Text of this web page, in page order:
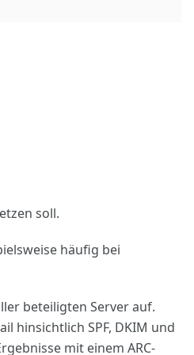
soll.
häufig bei
beteiligten Server auf.
hinsichtlich SPF, DKIM und
mit einem ARC-